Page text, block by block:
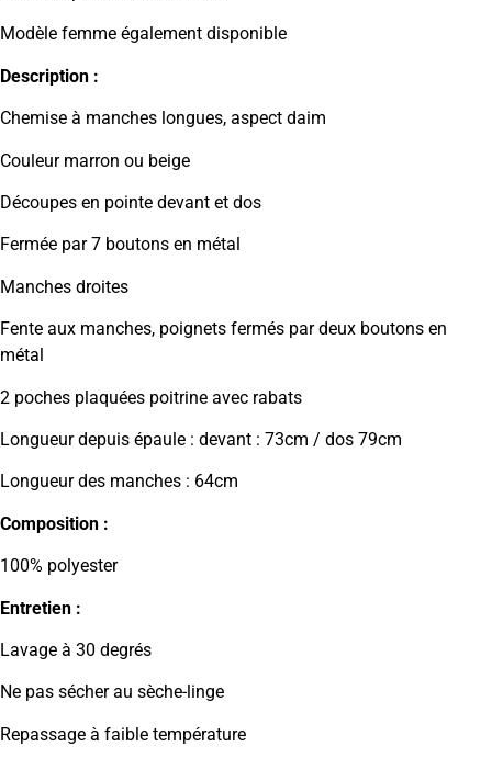
Modèle femme également disponible
Description :
Chemise à manches longues, aspect daim
Couleur marron ou beige
Découpes en pointe devant et dos
Fermée par 7 boutons en métal
Manches droites
Fente aux manches, poignets fermés par deux boutons en
métal
2 poches plaquées poitrine avec rabats
Longueur depuis épaule : devant : 73cm / dos 79cm
Longueur des manches : 64cm
Composition :
100% polyester
Entretien :
Lavage à 30 degrés
Ne pas sécher au sèche-linge
Repassage à faible température